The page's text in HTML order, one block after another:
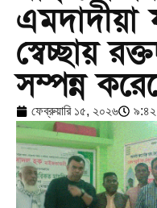
এমদাদীয়া
স্বেচ্ছায়
সম্পন্ন
ফেব্রুয়ারি ১৫, ২০২৬ ৯:৪২